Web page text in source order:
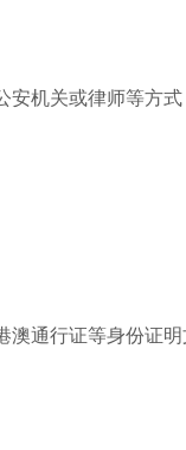
机关或律师等方式
通行证等身份证